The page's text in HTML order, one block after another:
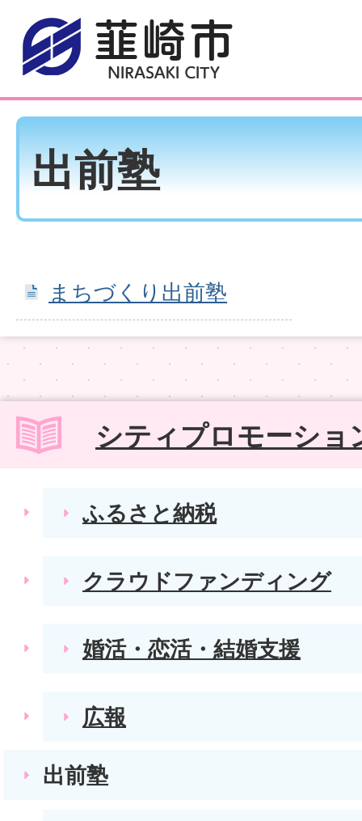
出前塾
まちづくり出前塾
シティプロモーショ
ふるさと納税
クラウドファンディング
婚活・恋活・結婚支援
広報
出前塾